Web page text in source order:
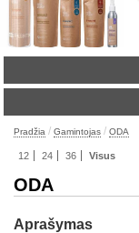
Pradžia / Gamintojas / ODA
12 24 36 Visus
ODA
Aprašymas